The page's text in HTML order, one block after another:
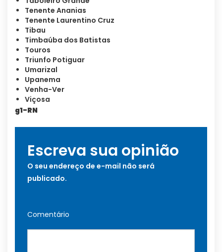
Tenente Ananias
Tenente Laurentino Cruz
Tibau
Timbaúba dos Batistas
Touros
Triunfo Potiguar
Umarizal
Upanema
Venha-Ver
Viçosa
g1-RN
Escreva sua opinião
O seu endereço de e-mail não será
publicado.
Comentário